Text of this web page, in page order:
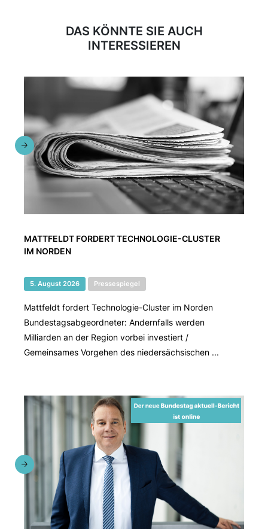
DAS KÖNNTE SIE AUCH
INTERESSIEREN
MATTFELDT FORDERT TECHNOLOGIE-CLUSTER
IM NORDEN
5. August 2026 Pressespiegel
Mattfeldt fordert Technologie-Cluster im Norden
Bundestagsabgeordneter: Andernfalls werden
Milliarden an der Region vorbei investiert /
Gemeinsames Vorgehen des niedersächsischen ...